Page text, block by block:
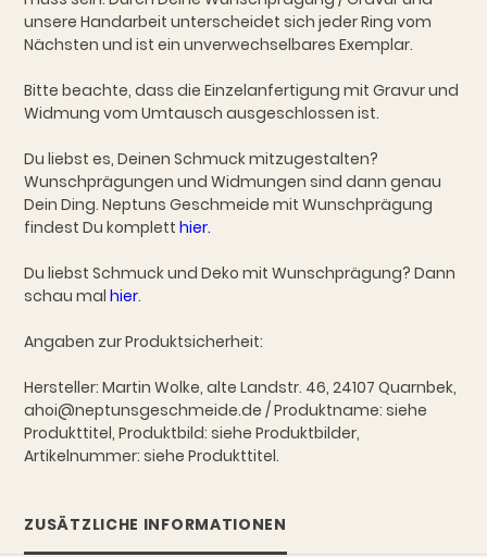
unsere Handarbeit unterscheidet sich jeder Ring vom
Nächsten und ist ein unverwechselbares Exemplar.
Bitte beachte, dass die Einzelanfertigung mit Gravur und
Widmung vom Umtausch ausgeschlossen ist.
Du liebst es, Deinen Schmuck mitzugestalten?
Wunschprägungen und Widmungen sind dann genau
Dein Ding. Neptuns Geschmeide mit Wunschprägung
findest Du kompletthier.
Du liebst Schmuck und Deko mit Wunschprägung? Dann
schau malhier.
Angaben zur Produktsicherheit:
Hersteller: Martin Wolke, alte Landstr. 46, 24107 Quarnbek,
ahoi@neptunsgeschmeide.de / Produktname: siehe
Produkttitel, Produktbild: siehe Produktbilder,
Artikelnummer: siehe Produkttitel.
ZUSÄTZLICHE INFORMATIONEN